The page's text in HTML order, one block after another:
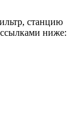
станцию
ниже: